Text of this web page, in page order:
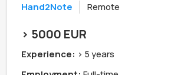
Hand2Note Remote
> 5000 EUR
Experience: > 5 years